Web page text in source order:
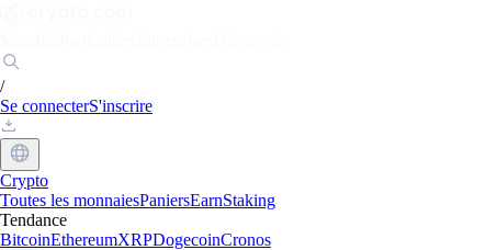
/
Se connecterS'inscrire
Crypto
Toutes les monnaiesPaniersEarnStaking
Tendance
BitcoinEthereumXRPDogecoinCronos